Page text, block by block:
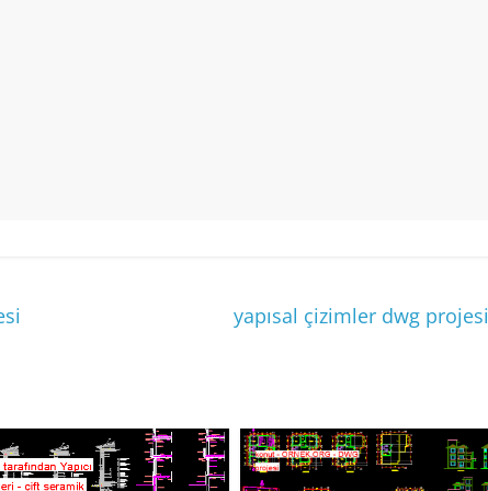
yapısal çizimler dwg projesi